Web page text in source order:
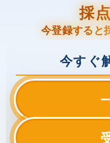
採
今登録すると
今すぐ